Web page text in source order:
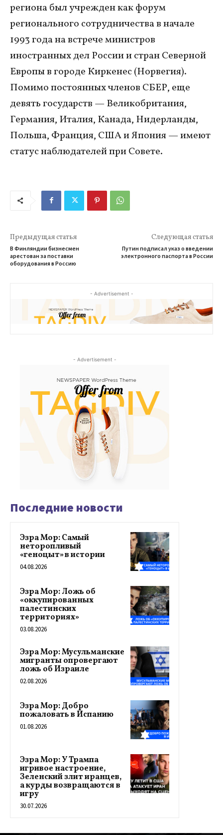
региона был учрежден как форум
регионального сотрудничества в начале
1993 года на встрече министров
иностранных дел России и стран Северной
Европы в городе Киркенес (Норвегия).
Помимо постоянных членов СБЕР, еще
девять государств — Великобритания,
Германия, Италия, Канада, Нидерланды,
Польша, Франция, США и Япония — имеют
статус наблюдателей при Совете.
Предыдущая статья
В Финляндии бизнесмен
арестован за поставки
оборудования в Россию
Следующая статья
Путин подписал указ о введении
электронного паспорта в России
- Advertisement -
- Advertisement -
Последние новости
Эзра Мор: Самый
неторопливый
«геноцыт» в истории
04.08.2026
Эзра Мор: Ложь об
«оккупированных
палестинских
территориях»
03.08.2026
Эзра Мор: Мусульманские
мигранты опровергают
ложь об Израиле
02.08.2026
Эзра Мор: Добро
пожаловать в Испанию
01.08.2026
Эзра Мор: У Трампа
игривое настроение,
Зеленский злит иранцев,
а курды возвращаются в
игру
30.07.2026